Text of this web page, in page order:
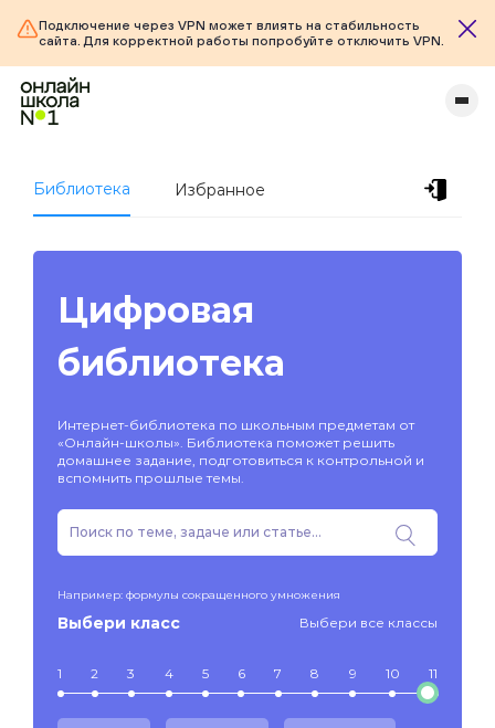
Подключение через VPN может влиять на стабильность
сайта. Для корректной работы попробуйте отключить VPN.
Библиотека Избранное
Цифровая
библиотека
Интернет-библиотека по школьным предметам от
«Онлайн-школы». Библиотека поможет решить
домашнее задание, подготовиться к контрольной и
вспомнить прошлые темы.
Например: формулы сокращенного умножения
Выбери класс Выбери все классы
1 2 3 4 5 6 7 8 9 10 11